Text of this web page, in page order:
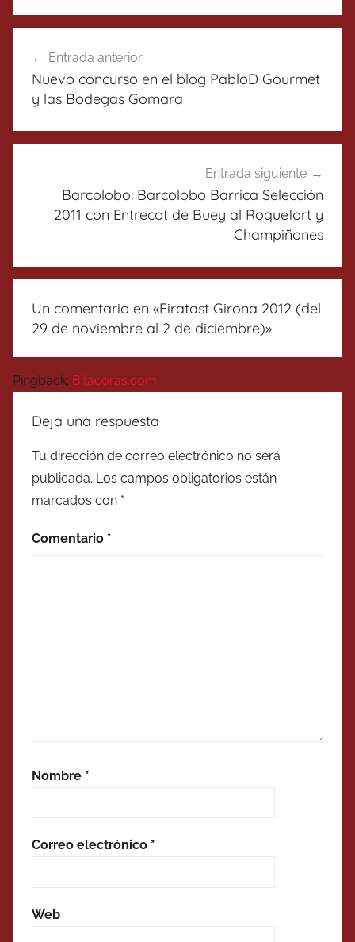
de
entradas
Entrada anterior
Nuevo concurso en el blog PabloD Gourmet
y las Bodegas Gomara
Entrada siguiente
Barcolobo: Barcolobo Barrica Selección
2011 con Entrecot de Buey al Roquefort y
Champiñones
Un comentario en «Firatast Girona 2012 (del
29 de noviembre al 2 de diciembre)»
Pingback: Bitacoras.com
Deja una respuesta
Tu dirección de correo electrónico no será
publicada. Los campos obligatorios están
marcados con *
Comentario *
Nombre *
Correo electrónico *
Web